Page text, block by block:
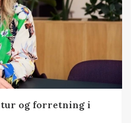
og forretning i